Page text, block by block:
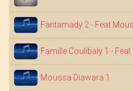
Fantamady 2 - Feat
Famille Coulibaly 1 -
Moussa Diawara 1